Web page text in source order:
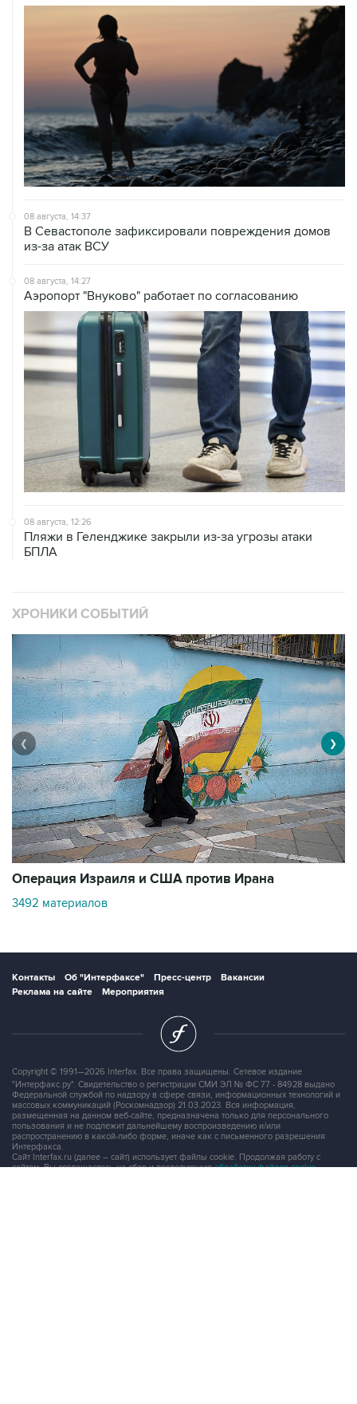
08 августа, 14:37
В Севастополе зафиксировали повреждения домов
из-за атак ВСУ
08 августа, 14:27
Аэропорт "Внуково" работает по согласованию
08 августа, 12:26
Пляжи в Геленджике закрыли из-за угрозы атаки
БПЛА
ХРОНИКИ СОБЫТИЙ
Операция Израиля и США против Ирана
3492 материалов
❮ ❯
Контакты Об "Интерфаксе" Пресс-центр
Вакансии
Реклама на сайте
Мероприятия
Copyright © 1991—2026 Interfax. Все права защищены. Сетевое издание
"Интерфакс.ру". Свидетельство о регистрации СМИ ЭЛ № ФС 77 - 84928 выдано
Федеральной службой по надзору в сфере связи, информационных технологий и
массовых коммуникаций (Роскомнадзор) 21.03.2023. Вся информация,
размещенная на данном веб-сайте, предназначена только для персонального
пользования и не подлежит дальнейшему воспроизведению и/или
распространению в какой-либо форме, иначе как с письменного разрешения
Интерфакса.
Сайт Interfax.ru (далее – сайт) использует файлы cookie. Продолжая работу с
сайтом, Вы соглашаетесь на сбор и последующуюобработку файлов cookie.